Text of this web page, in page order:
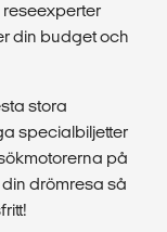
din budget och
stora
specialbiljetter
på
drömresa så